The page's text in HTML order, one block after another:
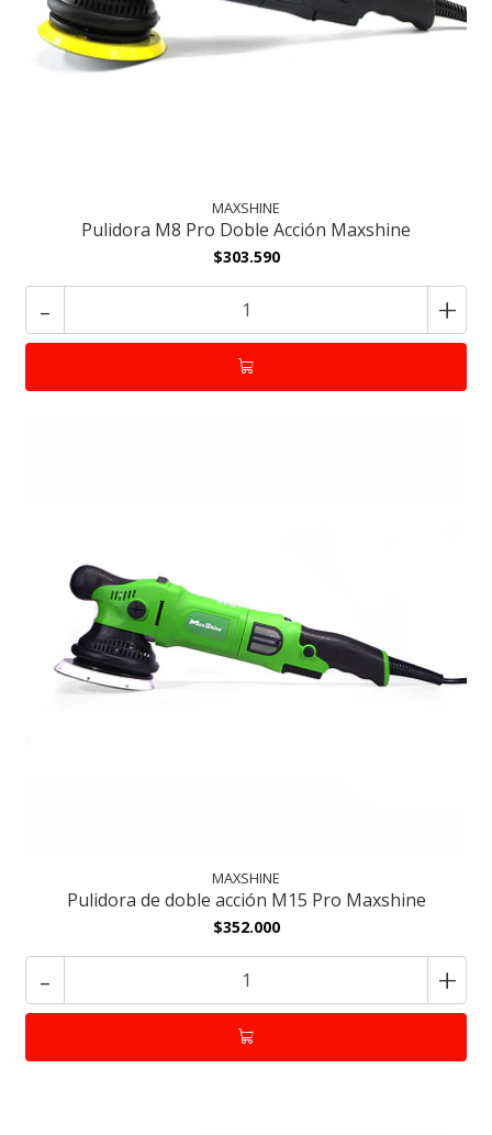
MAXSHINE
Pulidora M8 Pro Doble Acción Maxshine
$303.590
- +
MAXSHINE
Pulidora de doble acción M15 Pro Maxshine
$352.000
- +